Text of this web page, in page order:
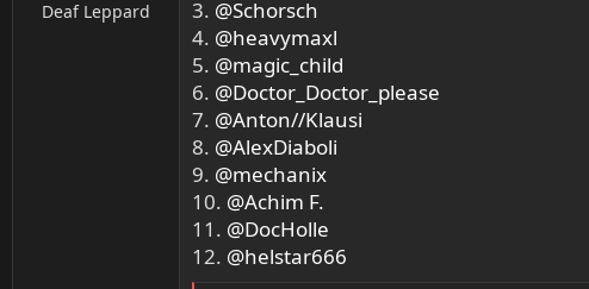
n
:
Deaf Leppard 3. @Schorsch
4. @heavymaxl
5. @magic_child
6. @Doctor_Doctor_please
7. @Anton//Klausi
8. @AlexDiaboli
9. @mechanix
10. @Achim F.
11. @DocHolle
12. @helstar666